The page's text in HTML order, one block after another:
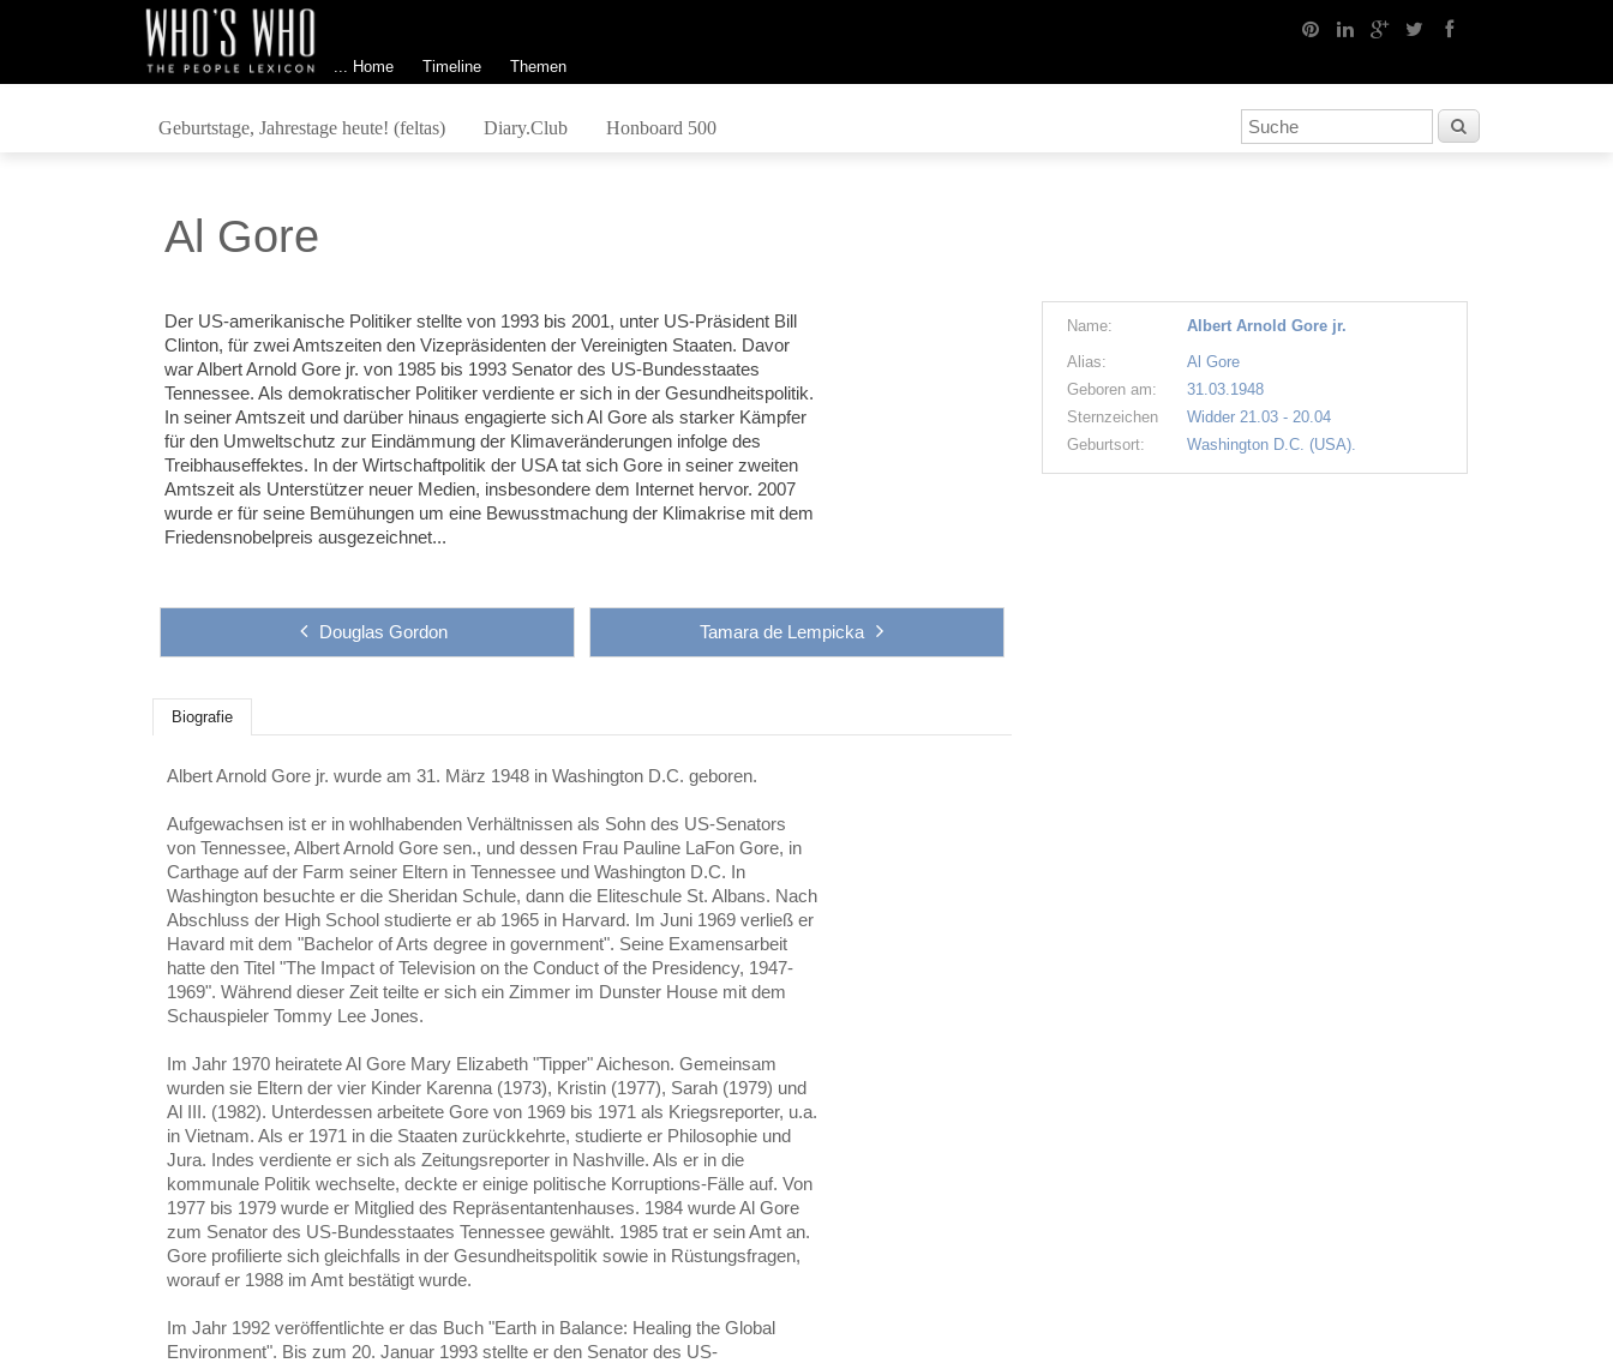
... Home Timeline Themen
Geburtstage, Jahrestage heute! (feltas) Diary.Club Honboard 500
Al Gore
Der US-amerikanische Politiker stellte von 1993 bis 2001, unter US-Präsident Bill
Clinton, für zwei Amtszeiten den Vizepräsidenten der Vereinigten Staaten. Davor
war Albert Arnold Gore jr. von 1985 bis 1993 Senator des US-Bundesstaates
Tennessee. Als demokratischer Politiker verdiente er sich in der Gesundheitspolitik.
In seiner Amtszeit und darüber hinaus engagierte sich Al Gore als starker Kämpfer
für den Umweltschutz zur Eindämmung der Klimaveränderungen infolge des
Treibhauseffektes. In der Wirtschaftpolitik der USA tat sich Gore in seiner zweiten
Amtszeit als Unterstützer neuer Medien, insbesondere dem Internet hervor. 2007
wurde er für seine Bemühungen um eine Bewusstmachung der Klimakrise mit dem
Friedensnobelpreis ausgezeichnet...
Douglas Gordon Tamara de Lempicka
Biografie
Albert Arnold Gore jr. wurde am 31. März 1948 in Washington D.C. geboren.
Aufgewachsen ist er in wohlhabenden Verhältnissen als Sohn des US-Senators
von Tennessee, Albert Arnold Gore sen., und dessen Frau Pauline LaFon Gore, in
Carthage auf der Farm seiner Eltern in Tennessee und Washington D.C. In
Washington besuchte er die Sheridan Schule, dann die Eliteschule St. Albans. Nach
Abschluss der High School studierte er ab 1965 in Harvard. Im Juni 1969 verließ er
Havard mit dem "Bachelor of Arts degree in government". Seine Examensarbeit
hatte den Titel "The Impact of Television on the Conduct of the Presidency, 1947-
1969". Während dieser Zeit teilte er sich ein Zimmer im Dunster House mit dem
Schauspieler Tommy Lee Jones.
Im Jahr 1970 heiratete Al Gore Mary Elizabeth "Tipper" Aicheson. Gemeinsam
wurden sie Eltern der vier Kinder Karenna (1973), Kristin (1977), Sarah (1979) und
Al III. (1982). Unterdessen arbeitete Gore von 1969 bis 1971 als Kriegsreporter, u.a.
in Vietnam. Als er 1971 in die Staaten zurückkehrte, studierte er Philosophie und
Jura. Indes verdiente er sich als Zeitungsreporter in Nashville. Als er in die
kommunale Politik wechselte, deckte er einige politische Korruptions-Fälle auf. Von
1977 bis 1979 wurde er Mitglied des Repräsentantenhauses. 1984 wurde Al Gore
zum Senator des US-Bundesstaates Tennessee gewählt. 1985 trat er sein Amt an.
Gore profilierte sich gleichfalls in der Gesundheitspolitik sowie in Rüstungsfragen,
worauf er 1988 im Amt bestätigt wurde.
Im Jahr 1992 veröffentlichte er das Buch "Earth in Balance: Healing the Global
Environment". Bis zum 20. Januar 1993 stellte er den Senator des US-
Name:
Albert Arnold Gore jr.
Alias:
Al Gore
Geboren am:
31.03.1948
Sternzeichen
Widder 21.03 - 20.04
Geburtsort:
Washington D.C. (USA).